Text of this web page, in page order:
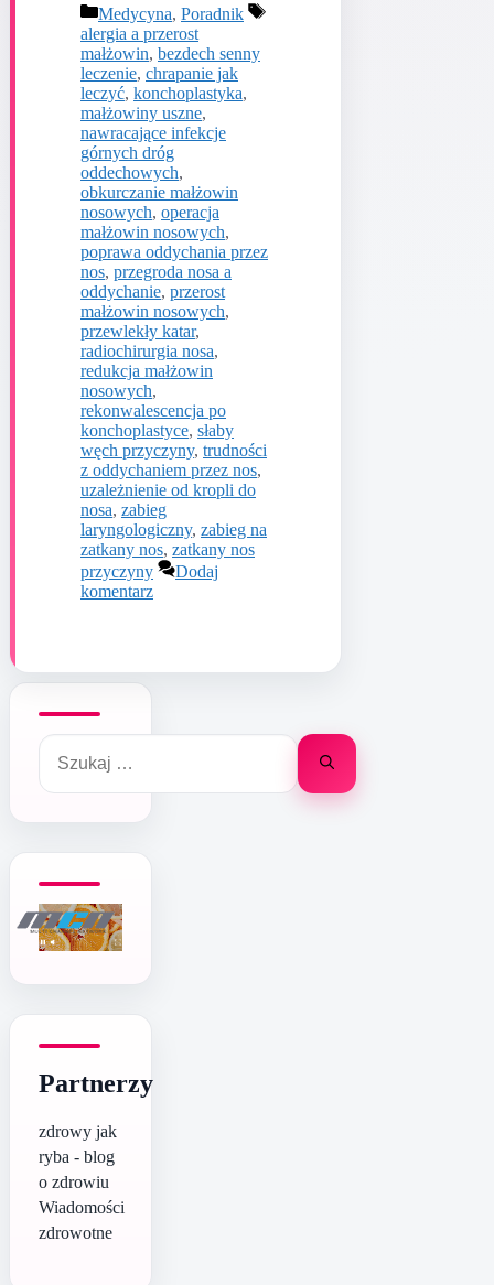
Kategorie
Medycyna, Poradnik
Tagi
alergia a przerost
małżowin, bezdech senny
leczenie, chrapanie jak
leczyć, konchoplastyka,
małżowiny uszne,
nawracające infekcje
górnych dróg
oddechowych,
obkurczanie małżowin
nosowych, operacja
małżowin nosowych,
poprawa oddychania przez
nos, przegroda nosa a
oddychanie, przerost
małżowin nosowych,
przewlekły katar,
radiochirurgia nosa,
redukcja małżowin
nosowych,
rekonwalescencja po
konchoplastyce, słaby
węch przyczyny, trudności
z oddychaniem przez nos,
uzależnienie od kropli do
nosa, zabieg
laryngologiczny, zabieg na
zatkany nos, zatkany nos
przyczyny
Dodaj
komentarz
Szukaj:
Partnerzy
zdrowy jak
ryba - blog
o zdrowiu
Wiadomości
zdrowotne